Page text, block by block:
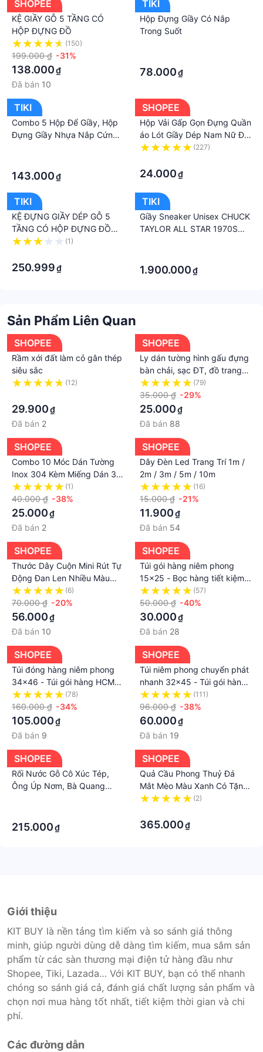
#hopdunggiaybangmicatrongsuot #combo2hop
#hopdunggiaydep #muahopdunggiay
#hopdunggiaymuaodautot #hopdunggiaycaocap
#boxtrongsuot
SHOPEE
KỆ GIẦY GỖ 5 TẦNG CÓ
HỘP ĐỰNG ĐỒ
(150)
199.000 ₫ -31%
138.000₫
Đã bán 10
TIKI
Hộp Đựng Giầy Có Nắp
Trong Suốt
78.000₫
TIKI
Combo 5 Hộp Để Giầy, Hộp
Đựng Giầy Nhựa Nắp Cứng
143.000₫
SHOPEE
Hộp Vải Gấp Gọn Đựng Quần
áo Lót Giầy Dép Nam Nữ Đồ
Chơi Trẻ Em Sắp Xếp Tủ
Xách Hàng Sịn
(227)
24.000₫
TIKI
KỆ ĐỰNG GIẦY DÉP GỖ 5
TẦNG CÓ HỘP ĐỰNG ĐỒ
TIỆN DỤNG
(1)
250.999₫
TIKI
Giầy Sneaker Unisex CHUCK
TAYLOR ALL STAR 1970S
1.900.000₫
Sản Phẩm Liên Quan
SHOPEE
Rầm xới đất làm cỏ gân thép
siêu sắc
(12)
29.900₫
Đã bán 2
SHOPEE
Ly dán tường hình gấu đựng
bàn chải, sạc ĐT, đồ trang
điểm, vật dụng văn phòng
(79)
35.000 ₫ -29%
25.000₫
Đã bán 88
SHOPEE
Combo 10 Móc Dán Tường
Inox 304 Kèm Miếng Dán 3M
Treo Đồ Chắc Chắn Tiết
Kiệm Không Gian
(1)
40.000 ₫ -38%
25.000₫
Đã bán 2
SHOPEE
Dây Đèn Led Trang Trí 1m /
2m / 3m / 5m / 10m
(16)
15.000 ₫ -21%
11.900₫
Đã bán 54
SHOPEE
Thước Dây Cuộn Mini Rút Tự
Động Đan Len Nhiều Màu
Sắc Hình Các con Vật Trúc
Lâm Handmade
(6)
70.000 ₫ -20%
56.000₫
Đã bán 10
SHOPEE
Túi gói hàng niêm phong
15x25 - Bọc hàng tiết kiệm -
Baobi24
(57)
50.000 ₫ -40%
30.000₫
Đã bán 28
SHOPEE
Túi đóng hàng niêm phong
34x46 - Túi gói hàng HCM -
Baobi24
(78)
160.000 ₫ -34%
105.000₫
Đã bán 9
SHOPEE
Túi niêm phong chuyển phát
nhanh 32x45 - Túi gói hàng
Sài Gòn - Baobi24
(111)
96.000 ₫ -38%
60.000₫
Đã bán 19
SHOPEE
Rối Nước Gỗ Cô Xúc Tép,
Ông Úp Nơm, Bà Quang
215.000₫
SHOPEE
Quả Cầu Phong Thuỷ Đá
Mắt Mèo Màu Xanh Có Tặng
Kèm Đế Gỗ - đường kính
(2)
365.000₫
Giới thiệu
KIT BUY là nền tảng tìm kiếm và so sánh giá thông
minh, giúp người dùng dễ dàng tìm kiếm, mua sắm sản
phẩm từ các sàn thương mại điện tử hàng đầu như
Shopee, Tiki, Lazada… Với KIT BUY, bạn có thể nhanh
chóng so sánh giá cả, đánh giá chất lượng sản phẩm và
chọn nơi mua hàng tốt nhất, tiết kiệm thời gian và chi
phí.
Các đường dẫn